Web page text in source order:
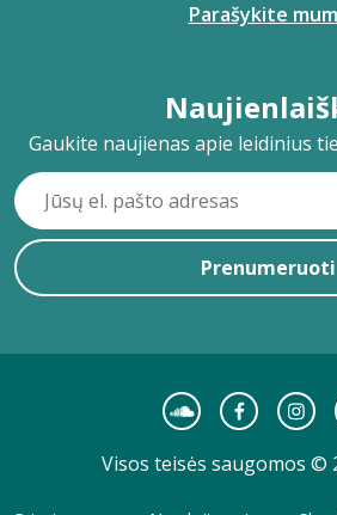
Parašykite
Gaukite naujienas apie leidinius
Prenumeruoti
Visos teisės saugomos ©